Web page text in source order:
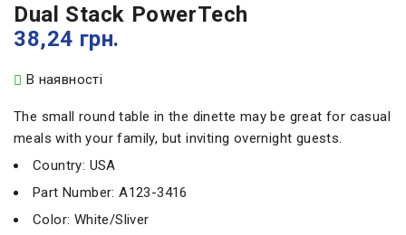
Dual Stack PowerTech
38,24 грн.
В наявності
The small round table in the dinette may be great for casual
meals with your family, but inviting overnight guests.
Country: USA
Part Number: A123-3416
Color: White/Sliver